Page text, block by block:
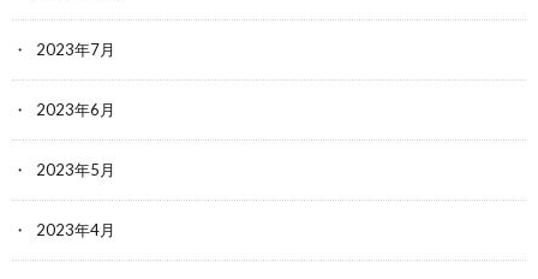
2023年7月
2023年6月
2023年5月
2023年4月